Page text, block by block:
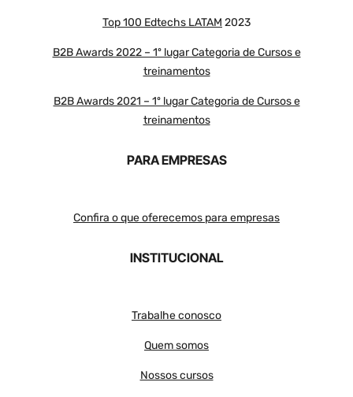
Top 100 Edtechs LATAM 2023
B2B Awards 2022 – 1º lugar Categoria de Cursos e
treinamentos
B2B Awards 2021 – 1º lugar Categoria de Cursos e
treinamentos
PARA EMPRESAS
Confira o que oferecemos para empresas
INSTITUCIONAL
Trabalhe conosco
Quem somos
Nossos cursos